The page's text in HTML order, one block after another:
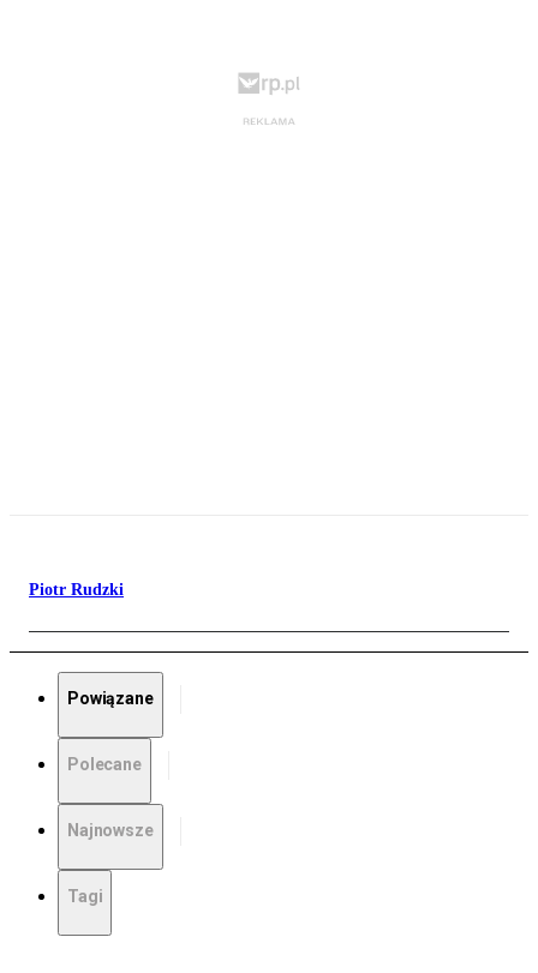
Piotr Rudzki
Powiązane
Polecane
Najnowsze
Tagi